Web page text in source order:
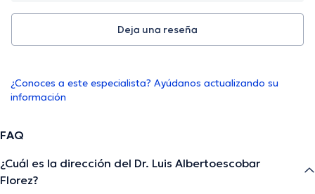
Deja una reseña
¿Conoces a este especialista? Ayúdanos actualizando su
información
FAQ
¿Cuál es la dirección del Dr. Luis Albertoescobar
Florez?